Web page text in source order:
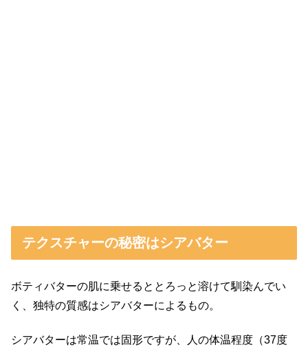
テクスチャーの秘密はシアバター
ボティバターの肌に乗せるととろっと溶けて馴染んでい
く、独特の質感はシアバターによるもの。
シアバターは常温では固形ですが、人の体温程度（37度